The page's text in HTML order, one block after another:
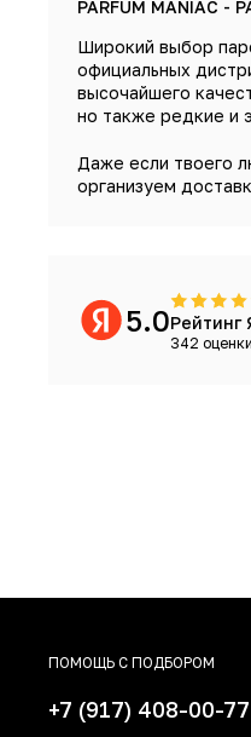
PARFUM MANIAC
Широкий выбор
официальных
высочайшего
но также редкие и
Даже если твоего
организуем
5.0Рейтинг
342 оценки
ПОМОЩЬ С ПОДБОРОМ
+7 (917) 408-00-77